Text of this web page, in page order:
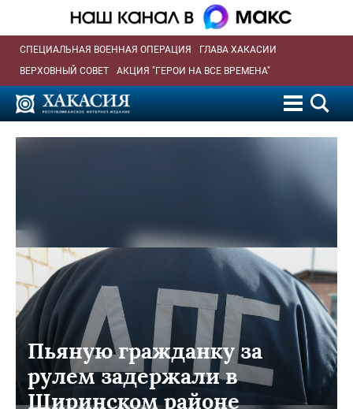
СПЕЦИАЛЬНАЯ ВОЕННАЯ ОПЕРАЦИЯ
ГЛАВА ХАКАСИИ
ВЕРХОВНЫЙ СОВЕТ
АКЦИЯ "ГЕРОИ НА ВСЕ ВРЕМЕНА"
Пьяную гражданку за
рулем задержали в
Ширинском районе